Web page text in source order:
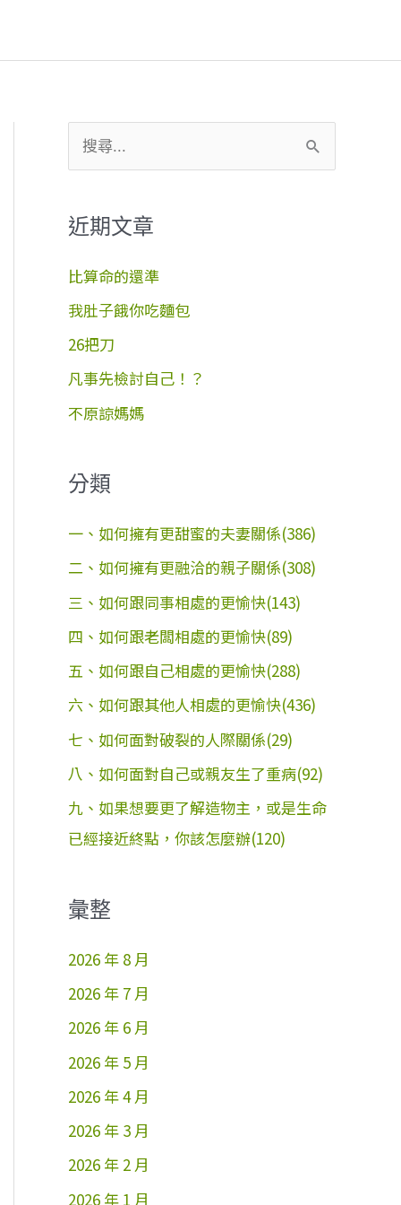
尋
鍵
字
:
近期文章
比算命的還準
我肚子餓你吃麵包
26把刀
凡事先檢討自己！？
不原諒媽媽
分類
一、如何擁有更甜蜜的夫妻關係(386)
二、如何擁有更融洽的親子關係(308)
三、如何跟同事相處的更愉快(143)
四、如何跟老闆相處的更愉快(89)
五、如何跟自己相處的更愉快(288)
六、如何跟其他人相處的更愉快(436)
七、如何面對破裂的人際關係(29)
八、如何面對自己或親友生了重病(92)
九、如果想要更了解造物主，或是生命
已經接近終點，你該怎麼辦(120)
彙整
2026 年 8 月
2026 年 7 月
2026 年 6 月
2026 年 5 月
2026 年 4 月
2026 年 3 月
2026 年 2 月
2026 年 1 月